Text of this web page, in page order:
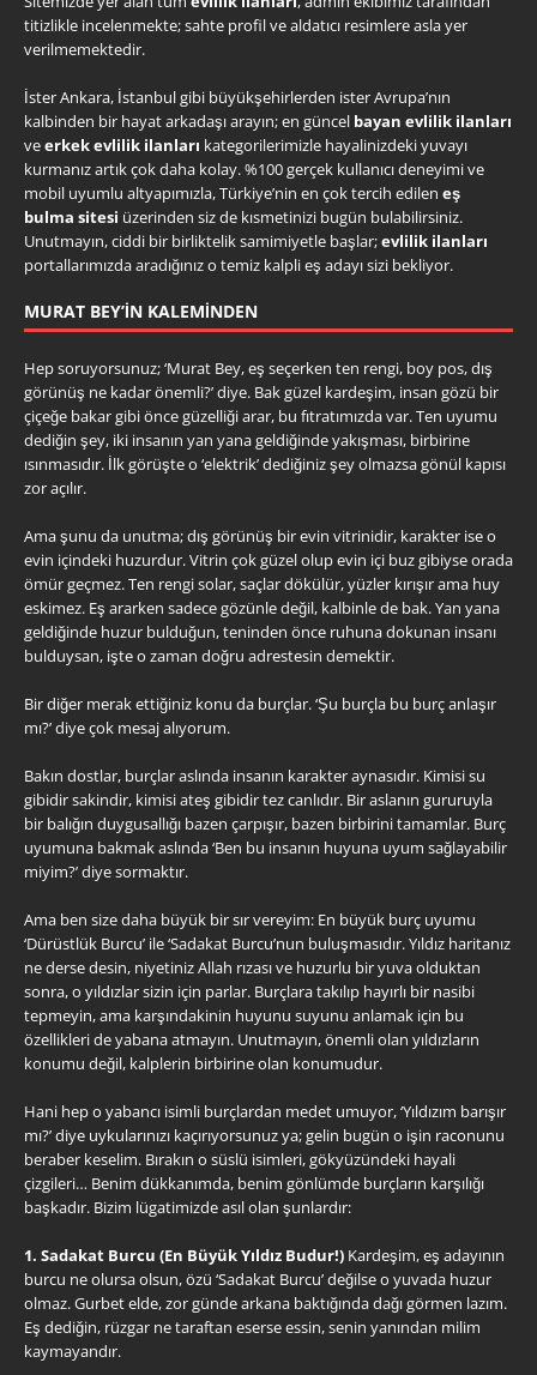
titizlikle incelenmekte; sahte profil ve aldatıcı resimlere asla yer
verilmemektedir.
İster Ankara, İstanbul gibi büyükşehirlerden ister Avrupa’nın
kalbinden bir hayat arkadaşı arayın; en güncel bayan evlilik ilanları
veerkek evlilik ilanları kategorilerimizle hayalinizdeki yuvayı
kurmanız artık çok daha kolay. %100 gerçek kullanıcı deneyimi ve
mobil uyumlu altyapımızla, Türkiye’nin en çok tercih edilen eş
bulma sitesi üzerinden siz de kısmetinizi bugün bulabilirsiniz.
Unutmayın, ciddi bir birliktelik samimiyetle başlar;evlilik ilanları
portallarımızda aradığınız o temiz kalpli eş adayı sizi bekliyor.
MURAT BEY’IN KALEMINDEN
Hep soruyorsunuz; ‘Murat Bey, eş seçerken ten rengi, boy pos, dış
görünüş ne kadar önemli?’ diye. Bak güzel kardeşim, insan gözü bir
çiçeğe bakar gibi önce güzelliği arar, bu fıtratımızda var. Ten uyumu
dediğin şey, iki insanın yan yana geldiğinde yakışması, birbirine
ısınmasıdır. İlk görüşte o ‘elektrik’ dediğiniz şey olmazsa gönül kapısı
zor açılır.
Ama şunu da unutma; dış görünüş bir evin vitrinidir, karakter ise o
evin içindeki huzurdur. Vitrin çok güzel olup evin içi buz gibiyse orada
ömür geçmez. Ten rengi solar, saçlar dökülür, yüzler kırışır ama huy
eskimez. Eş ararken sadece gözünle değil, kalbinle de bak. Yan yana
geldiğinde huzur bulduğun, teninden önce ruhuna dokunan insanı
bulduysan, işte o zaman doğru adrestesin demektir.
Bir diğer merak ettiğiniz konu da burçlar. ‘Şu burçla bu burç anlaşır
mı?’ diye çok mesaj alıyorum.
Bakın dostlar, burçlar aslında insanın karakter aynasıdır. Kimisi su
gibidir sakindir, kimisi ateş gibidir tez canlıdır. Bir aslanın gururuyla
bir balığın duygusallığı bazen çarpışır, bazen birbirini tamamlar. Burç
uyumuna bakmak aslında ‘Ben bu insanın huyuna uyum sağlayabilir
miyim?’ diye sormaktır.
Ama ben size daha büyük bir sır vereyim: En büyük burç uyumu
‘Dürüstlük Burcu’ ile ‘Sadakat Burcu’nun buluşmasıdır. Yıldız haritanız
ne derse desin, niyetiniz Allah rızası ve huzurlu bir yuva olduktan
sonra, o yıldızlar sizin için parlar. Burçlara takılıp hayırlı bir nasibi
tepmeyin, ama karşındakinin huyunu suyunu anlamak için bu
özellikleri de yabana atmayın. Unutmayın, önemli olan yıldızların
konumu değil, kalplerin birbirine olan konumudur.
Hani hep o yabancı isimli burçlardan medet umuyor, ‘Yıldızım barışır
mı?’ diye uykularınızı kaçırıyorsunuz ya; gelin bugün o işin raconunu
beraber keselim. Bırakın o süslü isimleri, gökyüzündeki hayali
çizgileri… Benim dükkanımda, benim gönlümde burçların karşılığı
başkadır. Bizim lügatimizde asıl olan şunlardır:
1. Sadakat Burcu (En Büyük Yıldız Budur!) Kardeşim, eş adayının
burcu ne olursa olsun, özü ‘Sadakat Burcu’ değilse o yuvada huzur
olmaz. Gurbet elde, zor günde arkana baktığında dağı görmen lazım.
Eş dediğin, rüzgar ne taraftan eserse essin, senin yanından milim
kaymayandır.